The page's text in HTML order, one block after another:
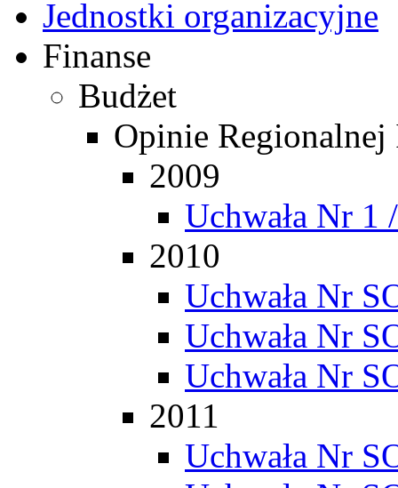
Jednostki organizacyjne
Finanse
Budżet
Opinie
2009
Uchwała Nr
2010
Uchwała Nr
Uchwała Nr
Uchwała Nr
2011
Uchwała Nr